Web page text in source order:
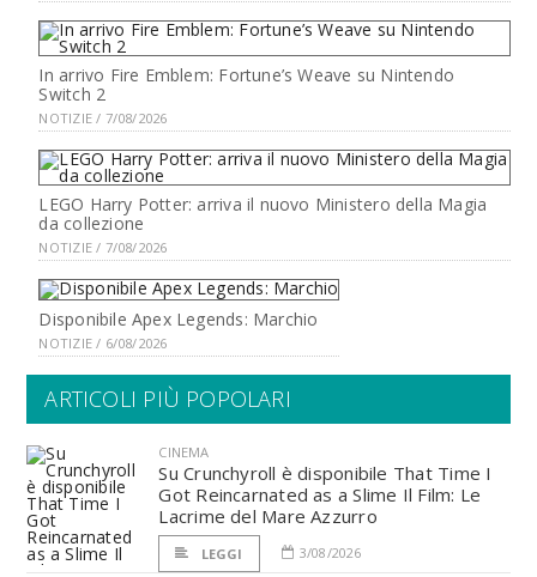
In arrivo Fire Emblem: Fortune’s Weave su Nintendo
Switch 2
NOTIZIE / 7/08/2026
LEGO Harry Potter: arriva il nuovo Ministero della Magia
da collezione
NOTIZIE / 7/08/2026
Disponibile Apex Legends: Marchio
NOTIZIE / 6/08/2026
ARTICOLI PIÙ POPOLARI
CINEMA
Su Crunchyroll è disponibile That Time I
Got Reincarnated as a Slime Il Film: Le
Lacrime del Mare Azzurro
LEGGI 3/08/2026